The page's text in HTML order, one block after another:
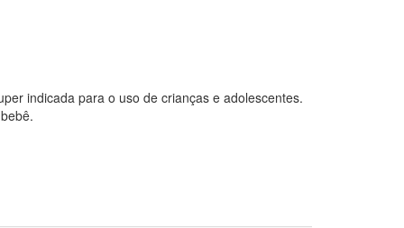
indicada para o uso de crianças e adolescentes.